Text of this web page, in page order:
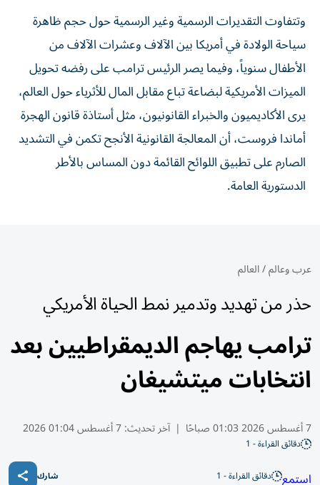
وتتفاوت التقديرات الرسمية وغير الرسمية حول حجم ظاهرة
سياحة الولادة في أمريكا بين الآلاف وعشرات الآلاف من
الأطفال سنوياً، وفيما يصر الرئيس ترامب على رفضه تحويل
الميزات الأمريكية لبضاعة تباع مقابل المال للأثرياء حول العالم،
يرى الأكاديميون والخبراء القانونيون، مثل أستاذة قانون الهجرة
أماندا فروست، أن المعالجة القانونية الأنجح تكمن في التشديد
الصارم على تطبيق اللوائح القائمة دون المساس بالأطر
الدستورية العامة.
عرب وعالم/العالم
حذر من تهديد وتدمير نمط الحياة الأمريكي
ترامب يهاجم الديمقراطيين بعد
انتخابات ميتشيغان
7 أغسطس 2026 01:03 صباحًا | آخر تحديث:7 أغسطس 01:04 2026
دقائق القراءة - 1
استمع دقائق القراءة - 1 شارك